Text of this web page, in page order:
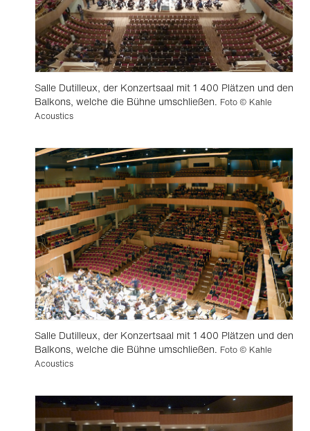
Salle Dutilleux, der Konzertsaal mit 1 400 Plätzen und den
Balkons, welche die Bühne umschließen. Foto © Kahle
Acoustics
Salle Dutilleux, der Konzertsaal mit 1 400 Plätzen und den
Balkons, welche die Bühne umschließen. Foto © Kahle
Acoustics